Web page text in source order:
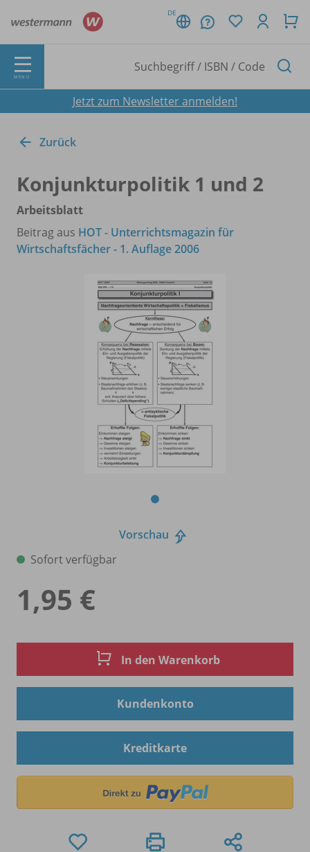
DE
MENÜ
Jetzt zum Newsletter anmelden!
Zurück
Konjunkturpolitik 1 und 2
Arbeitsblatt
Beitrag aus HOT - Unterrichtsmagazin für
Wirtschaftsfächer - 1. Auflage 2006
Vorschau
Sofort verfügbar
1,95 €
In den Warenkorb
Kundenkonto
Kreditkarte